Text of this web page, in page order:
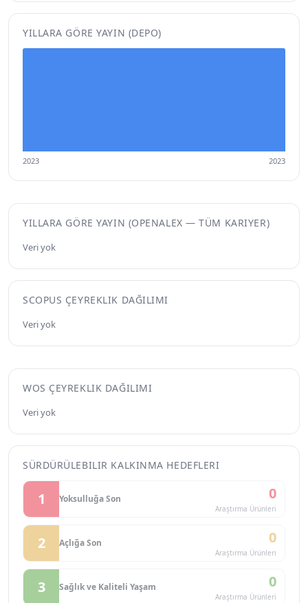
YILLARA GÖRE YAYIN (DEPO)
2023 2023
YILLARA GÖRE YAYIN (OPENALEX — TÜM KARIYER)
Veri yok
SCOPUS ÇEYREKLIK DAĞILIMI
Veri yok
WOS ÇEYREKLIK DAĞILIMI
Veri yok
SÜRDÜRÜLEBILIR KALKINMA HEDEFLERI
1 Yoksulluğa Son 0
Araştırma Ürünleri
2 Açlığa Son 0
Araştırma Ürünleri
3 Sağlık ve Kaliteli Yaşam 0
Araştırma Ürünleri